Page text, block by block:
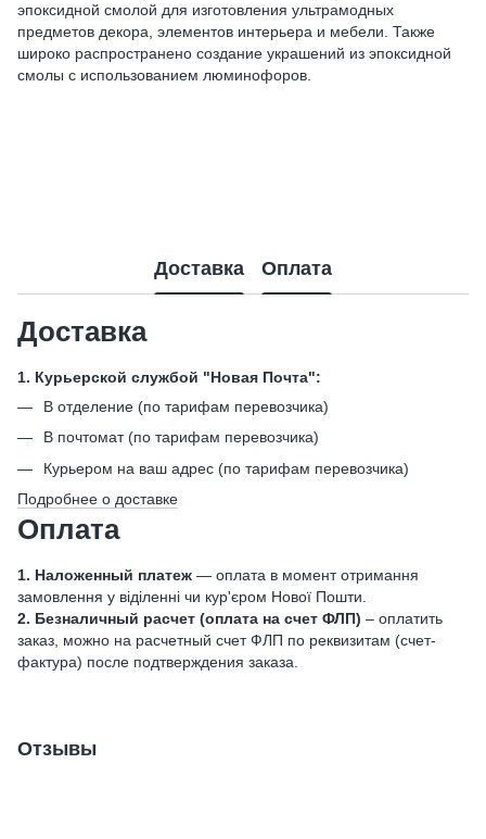
эпоксидной смолой для изготовления ультрамодных
предметов декора, элементов интерьера и мебели. Также
широко распространено создание украшений из эпоксидной
смолы с использованием люминофоров.
Доставка Оплата
Доставка
1. Курьерской службой "Новая Почта":
В отделение (по тарифам перевозчика)
В почтомат (по тарифам перевозчика)
Курьером на ваш адрес (по тарифам перевозчика)
Подробнее о доставке
Оплата
1. Наложенный платеж — оплата в момент отримання
замовлення у віділенні чи кур'єром Нової Пошти.
2. Безналичный расчет (оплата на счет ФЛП) – оплатить
заказ, можно на расчетный счет ФЛП по реквизитам (счет-
фактура) после подтверждения заказа.
Отзывы